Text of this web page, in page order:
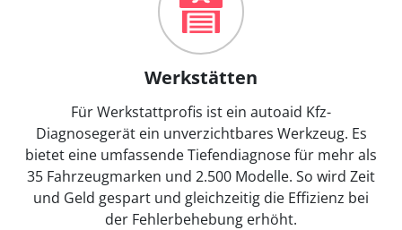
Werkstätten
Für Werkstattprofis ist ein autoaid Kfz-
Diagnosegerät ein unverzichtbares Werkzeug. Es
bietet eine umfassende Tiefendiagnose für mehr als
35 Fahrzeugmarken und 2.500 Modelle. So wird Zeit
und Geld gespart und gleichzeitig die Effizienz bei
der Fehlerbehebung erhöht.